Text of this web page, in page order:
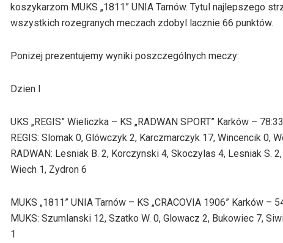
koszykarzom MUKS „1811” UNIA Tarnów. Tytul najlepszego
wszystkich rozegranych meczach zdobyl lacznie 66 punktów.
Ponizej prezentujemy wyniki poszczególnych meczy:
Dzien I
UKS „REGIS” Wieliczka – KS „RADWAN SPORT” Karków –
REGIS: Slomak 0, Glówczyk 2, Karczmarczyk 17, Wincencik 0,
RADWAN: Lesniak B. 2, Korczynski 4, Skoczylas 4, Lesniak S.
Wiech 1, Zydron 6
MUKS „1811” UNIA Tarnów – KS „CRACOVIA 1906” Karków –
MUKS: Szumlanski 12, Szatko W. 0, Glowacz 2, Bukowiec 7,
1